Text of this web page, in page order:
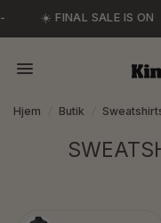
☀️ FINAL SALE IS ON
Hjem Butik